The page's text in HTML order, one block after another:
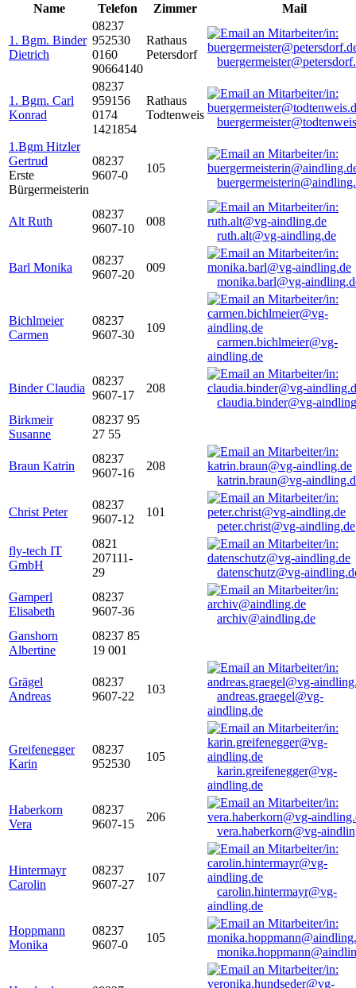
Name
Telefon Zimmer Mail
1. Bgm. Binder
Dietrich
08237
952530
0160
90664140
Rathaus
Petersdorf
1. Bgm. Carl
Konrad
08237
959156
0174
1421854
Rathaus
Todtenweis
1.Bgm Hitzler
Gertrud
Erste
Bürgermeisterin
08237
9607-0
105
Alt Ruth
08237
9607-10
008
ruth.alt@vg-aindling.de
Barl Monika
08237
9607-20
009
monika.barl@vg-
Bichlmeier
Carmen
08237
9607-30
109
carmen.bichlmeier@vg-
aindling.de
Binder Claudia
08237
9607-17
208
claudia.binder@vg-
Birkmeir
Susanne
08237 95
27 55
Braun Katrin
08237
9607-16
208
katrin.braun@vg-
Christ Peter
08237
9607-12
101
peter.christ@vg-aindling.de
fly-tech IT
GmbH
0821
207111-
29
datenschutz@vg-
Gamperl
Elisabeth
08237
9607-36
archiv@aindling.de
Ganshorn
Albertine
08237 85
19 001
Grägel
Andreas
08237
9607-22
103
andreas.graegel@vg-
aindling.de
Greifenegger
Karin
08237
952530
105
karin.greifenegger@vg-
aindling.de
Haberkorn
Vera
08237
9607-15
206
vera.haberkorn@vg-
Hintermayr
Carolin
08237
9607-27
107
carolin.hintermayr@vg-
aindling.de
Hoppmann
Monika
08237
9607-0
105